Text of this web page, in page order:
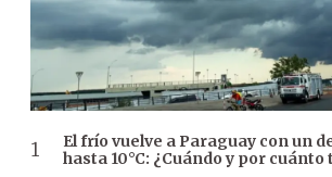
El frío vuelve a Paraguay con un
hasta 10°C: ¿Cuándo y por cuánto